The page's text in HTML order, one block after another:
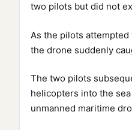
two pilots but did not
As the pilots
the drone suddenly
The two pilots
helicopters into the
unmanned maritime